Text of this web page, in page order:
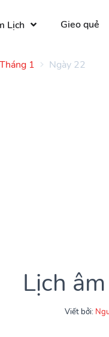
Lịch Gieo quẻ
Tháng 1 Ngày 22
Lịch
Viết bởi: